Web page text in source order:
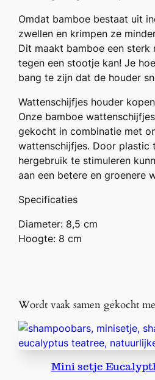
Omdat bamboe bestaat uit
zwellen en krimpen ze
Dit maakt bamboe een sterk
tegen een stootje kan! Je
bang te zijn dat de houder
Wattenschijfjes houder kopen
Onze bamboe
gekocht in combinatie met
wattenschijfjes. Door plastic
hergebruik te stimuleren
aan een betere en groenere
Specificaties
Diameter: 8,5 cm
Hoogte: 8 cm
Wordt vaak samen gekocht
Mini setje